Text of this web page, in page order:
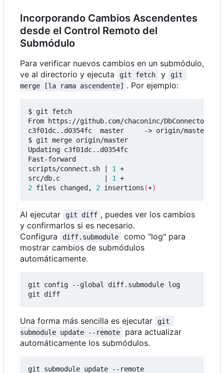
Incorporando Cambios Ascendentes
desde el Control Remoto del
Submódulo
Para verificar nuevos cambios en un submódulo,
ve al directorio y ejecuta
git fetch y
git
merge [la rama ascendente]
. Por ejemplo:
$ git fetch
From https://github.com/chaconinc/DbConnector
c3f01dc..d0354fc  master     -> origin/master
$ git merge origin/master
Updating c3f01dc..d0354fc
Fast-forward
scripts/connect.sh
1
+
src/db.c
1
2 files changed, 2 insertions (+)
Al ejecutar git diff , puedes ver los cambios
y confirmarlos si es necesario.
Configura
diff.submodule
como "log" para
mostrar cambios de submódulos
automáticamente.
git config --global diff.submodule log
Una forma más sencilla es ejecutar
git
submodule update --remote
para actualizar
automáticamente los submódulos.